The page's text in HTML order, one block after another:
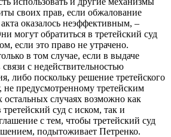
своих прав, если обжалование
оказалось неэффективным, –
могут обратиться в третейский суд
если это право не утрачено.
в том случае, если в выдаче
с недействительностью
либо поскольку решение третейского
не предусмотренному третейским
случаях возможно как
суд с иском, так и
с тем, чтобы третейский суд
подытоживает Петренко.